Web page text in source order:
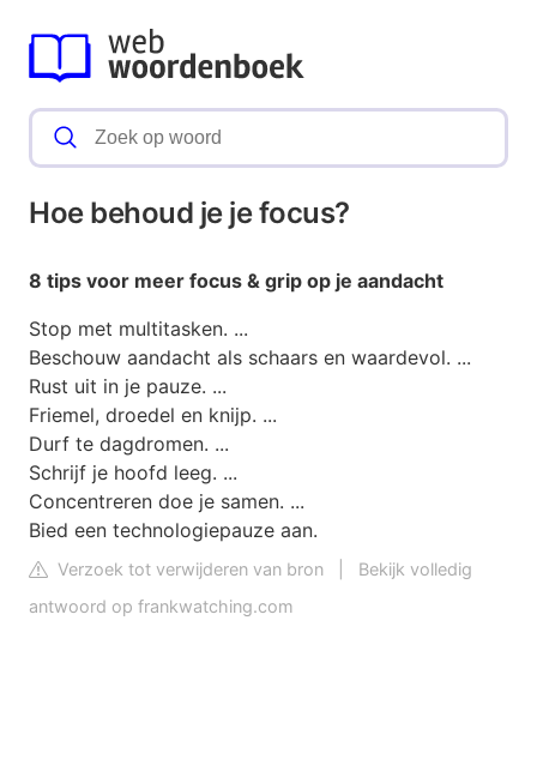
Hoe behoud je je focus?
8 tips voor meer focus & grip op je aandacht
Stop met multitasken. ...
Beschouw aandacht als schaars en waardevol. ...
Rust uit in je pauze. ...
Friemel, droedel en knijp. ...
Durf te dagdromen. ...
Schrijf je hoofd leeg. ...
Concentreren doe je samen. ...
Bied een technologiepauze aan.
Verzoek tot verwijderen van bron
Bekijk volledig
antwoord op frankwatching.com